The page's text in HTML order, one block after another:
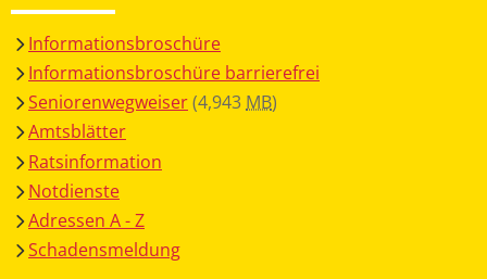
Informationsbroschüre
Informationsbroschüre barrierefrei
Seniorenwegweiser(4,943 MB)
Amtsblätter
Ratsinformation
Notdienste
Adressen A - Z
Schadensmeldung